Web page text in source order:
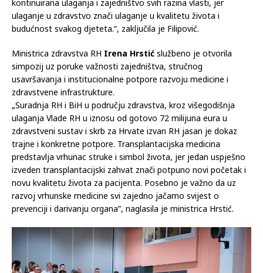
kontinuirana ulaganja i zajedništvo svih razina vlasti, jer
ulaganje u zdravstvo znači ulaganje u kvalitetu života i
budućnost svakog djeteta.“, zaključila je Filipović.
Ministrica zdravstva RH Irena Hrstić službeno je otvorila
simpozij uz poruke važnosti zajedništva, stručnog
usavršavanja i institucionalne potpore razvoju medicine i
zdravstvene infrastrukture.
„Suradnja RH i BiH u području zdravstva, kroz višegodišnja
ulaganja Vlade RH u iznosu od gotovo 72 milijuna eura u
zdravstveni sustav i skrb za Hrvate izvan RH jasan je dokaz
trajne i konkretne potpore. Transplantacijska medicina
predstavlja vrhunac struke i simbol života, jer jedan uspješno
izveden transplantacijski zahvat znači potpuno novi početak i
novu kvalitetu života za pacijenta. Posebno je važno da uz
razvoj vrhunske medicine svi zajedno jačamo svijest o
prevenciji i darivanju organa”, naglasila je ministrica Hrstić.